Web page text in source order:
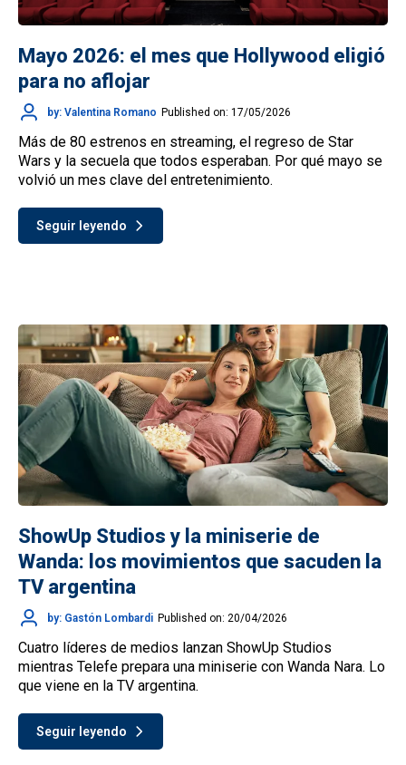
Mayo 2026: el mes que Hollywood eligió
para no aflojar
by: Valentina Romano Published on: 17/05/2026
Más de 80 estrenos en streaming, el regreso de Star
Wars y la secuela que todos esperaban. Por qué mayo se
volvió un mes clave del entretenimiento.
Seguir leyendo
ShowUp Studios y la miniserie de
Wanda: los movimientos que sacuden la
TV argentina
by: Gastón Lombardi Published on: 20/04/2026
Cuatro líderes de medios lanzan ShowUp Studios
mientras Telefe prepara una miniserie con Wanda Nara. Lo
que viene en la TV argentina.
Seguir leyendo